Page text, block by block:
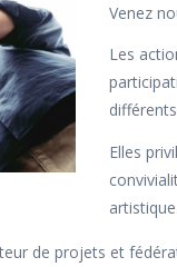
Venez
Les
Elles
artistique.
de projets et